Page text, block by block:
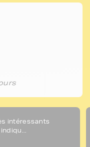
intéressants